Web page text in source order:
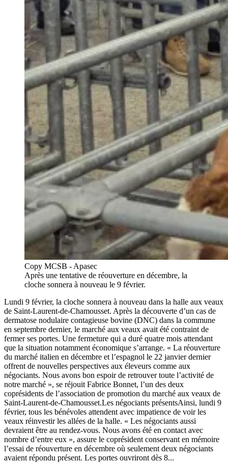
Copy MCSB - Apasec
Après une tentative de réouverture en décembre, la
cloche sonnera à nouveau le 9 février.
Lundi 9 février, la cloche sonnera à nouveau dans la halle aux veaux
de Saint-Laurent-de-Chamousset. Après la découverte d’un cas de
dermatose nodulaire contagieuse bovine (DNC) dans la commune
en septembre dernier, le marché aux veaux avait été contraint de
fermer ses portes. Une fermeture qui a duré quatre mois attendant
que la situation notamment économique s’arrange. « La réouverture
du marché italien en décembre et l’espagnol le 22 janvier dernier
offrent de nouvelles perspectives aux éleveurs comme aux
négociants. Nous avons bon espoir de retrouver toute l’activité de
notre marché », se réjouit Fabrice Bonnet, l’un des deux
coprésidents de l’association de promotion du marché aux veaux de
Saint-Laurent-de-Chamousset.Les négociants présentsAinsi, lundi 9
février, tous les bénévoles attendent avec impatience de voir les
veaux réinvestir les allées de la halle. « Les négociants aussi
devraient être au rendez-vous. Nous avons été en contact avec
nombre d’entre eux », assure le coprésident conservant en mémoire
l’essai de réouverture en décembre où seulement deux négociants
avaient répondu présent. Les portes ouvriront dès 8...